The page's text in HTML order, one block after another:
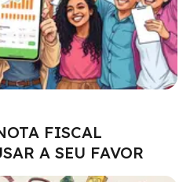
FISCAL
A SEU FAVOR